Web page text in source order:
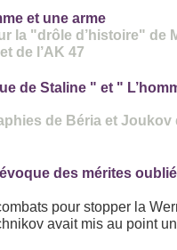
et une arme
la "drôle d’histoire" de
de l’AK 47
de Staline " et "
de Béria et Joukov
des mérites
pour stopper la
avait mis au point